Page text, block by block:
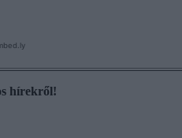
hírekről!